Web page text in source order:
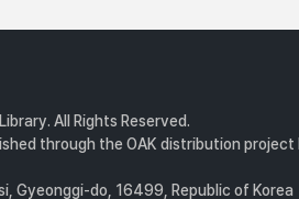
All Rights Reserved.
through the OAK distribution project
Gyeonggi-do, 16499, Republic of Korea